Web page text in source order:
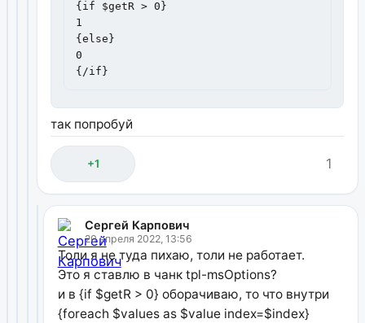
{if $getR > 0}
1
{else}
0
{/if}
так попробуй
+1 1
Сергей Карпович
20 апреля 2022, 13:56
Толи я не туда пихаю, толи не работает.
Это я ставлю в чанк tpl-msOptions?
и в {if $getR > 0} оборачиваю, то что внутри
{foreach $values as $value index=$index}